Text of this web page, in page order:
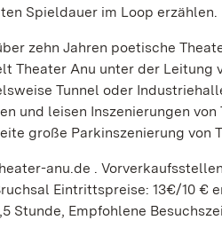
Spieldauer im Loop erzählen.
zehn Jahren poetische
Theater Anu unter der Leitung
Tunnel oder
und leisen Inszenierungen von
große Parkinszenierung von
anu.de .
Eintrittspreise: 13€/10 €
Stunde, Empfohlene